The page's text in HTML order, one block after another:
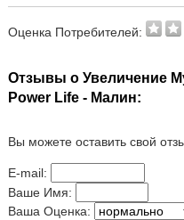
Оценка Потребителей:
Отзывы о Увеличение
Power Life - Малин:
Вы можете оставить свой
E-mail:
Ваше Имя:
Ваша Оценка: